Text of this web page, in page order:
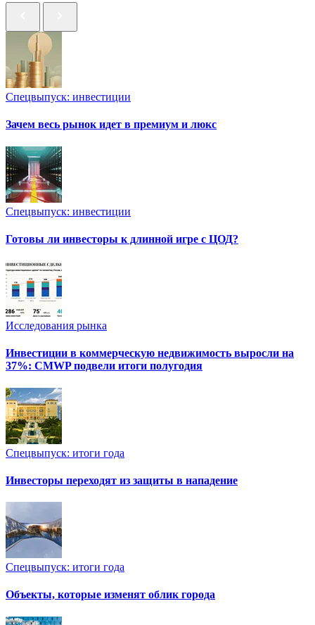
Спецвыпуск: инвестиции
Зачем весь рынок идет в премиум и люкс
Спецвыпуск: инвестиции
Готовы ли инвесторы к длинной игре с ЦОД?
Исследования рынка
Инвестиции в коммерческую недвижимость выросли на
37%: CMWP подвели итоги полугодия
Спецвыпуск: итоги года
Инвесторы переходят из защиты в нападение
Спецвыпуск: итоги года
Объекты, которые изменят облик города